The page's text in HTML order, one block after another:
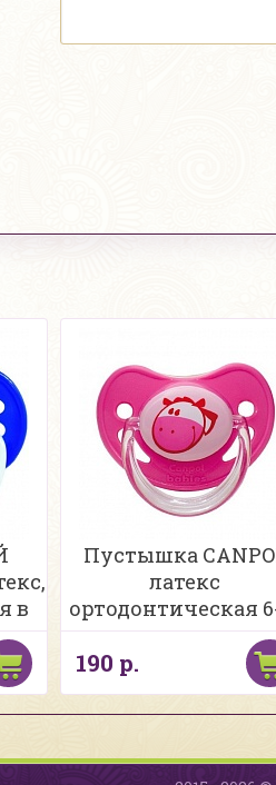
в
Пустышка
латекс
ортодонтическая
мес
190 р.